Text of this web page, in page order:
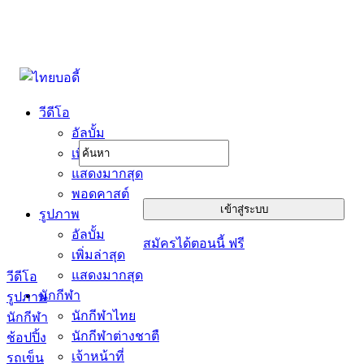
วีดีโอ
อัลบั้ม
เพิ่มล่าสุด
แสดงมากสุด
พอดคาสต์
รูปภาพ
อัลบั้ม
เพิ่มล่าสุด
แสดงมากสุด
นักกีฬา
นักกีฬาไทย
นักกีฬาต่างชาตื
เจ้าหน้าที่
สมัครได้ตอนนี้ ฟรี
วีดีโอ
รูปภาพ
นักกีฬา
ช้อปปิ้ง
รถเข็น